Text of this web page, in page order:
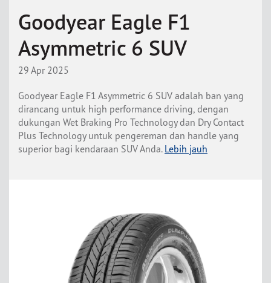
Goodyear Eagle F1
Asymmetric 6 SUV
29 Apr 2025
Goodyear Eagle F1 Asymmetric 6 SUV adalah ban yang
dirancang untuk high performance driving, dengan
dukungan Wet Braking Pro Technology dan Dry Contact
Plus Technology untuk pengereman dan handle yang
superior bagi kendaraan SUV Anda. Lebih jauh